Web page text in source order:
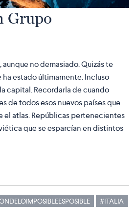
Grupo
no demasiado. Quizás te
ha estado últimamente. Incluso
capital. Recordarla de cuando
de todos esos nuevos países que
el atlas. Repúblicas pertenecientes
que se esparcían en distintos
#ITALIA